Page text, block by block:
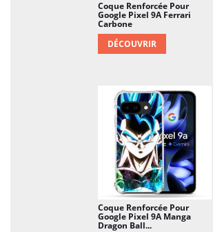
Coque Renforcée Pour
Google Pixel 9A Ferrari
Carbone
DÉCOUVRIR
Coque Renforcée Pour
Google Pixel 9A Manga
Dragon Ball...